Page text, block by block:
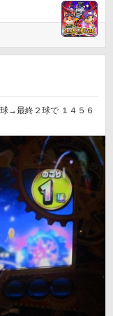
→最終２球で １４５６